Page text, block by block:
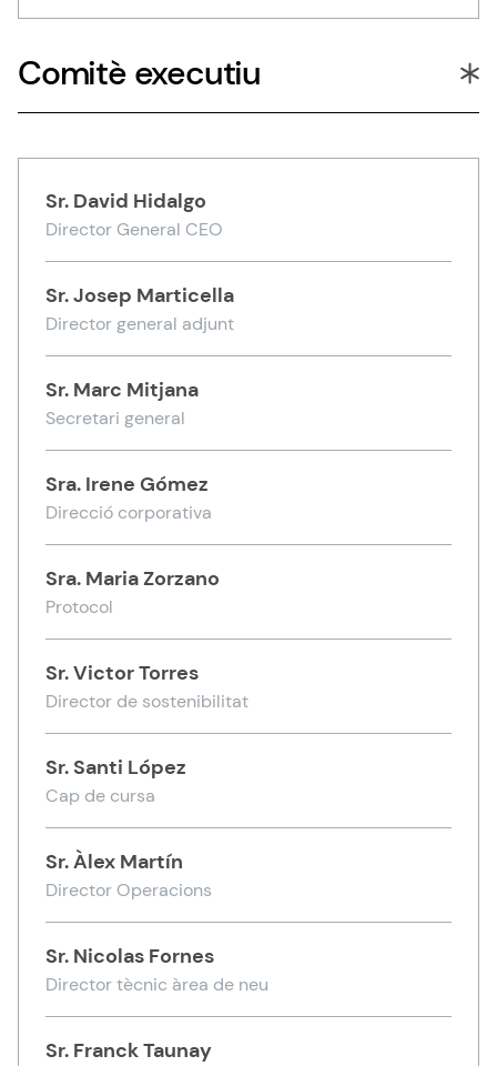
Comitè executiu
Sr. David Hidalgo
Director General CEO
Sr.Josep Marticella
Director general adjunt
Sr. Marc Mitjana
Secretari general
Sra. Irene Gómez
Direcció corporativa
Sra. Maria Zorzano
Protocol
Sr.Victor Torres
Director de sostenibilitat
Sr.Santi López
Cap de cursa
Sr.Àlex Martín
Director Operacions
Sr. Nicolas Fornes
Director tècnic àrea de neu
Sr. Franck Taunay